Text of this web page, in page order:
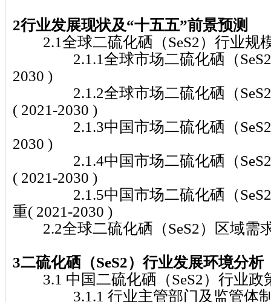
2行业发展现状及“十五五”前景预测
2.1全球二硫化硒（SeS2）行业规
2.1.1全球市场二硫化硒（SeS2
2030 )
2.1.2全球市场二硫化硒（SeS2
( 2021-2030 )
2.1.3中国市场二硫化硒（SeS2
2030 )
2.1.4中国市场二硫化硒（SeS2
( 2021-2030 )
2.1.5中国市场二硫化硒（SeS2
重( 2021-2030 )
2.2全球二硫化硒（SeS2）区域需
3二硫化硒（SeS2）行业发展环境分析
3.1 中国二硫化硒（SeS2）行业政
3.1.1 行业主管部门及监管体